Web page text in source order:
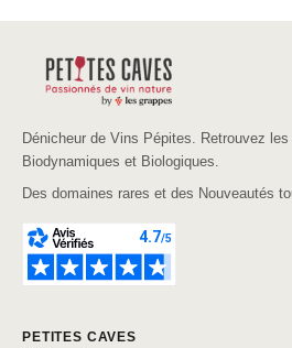
Dénicheur de Vins Pépites. Retrouvez
Biodynamiques et Biologiques.
Des domaines rares et des Nouveautés
PETITES CAVES